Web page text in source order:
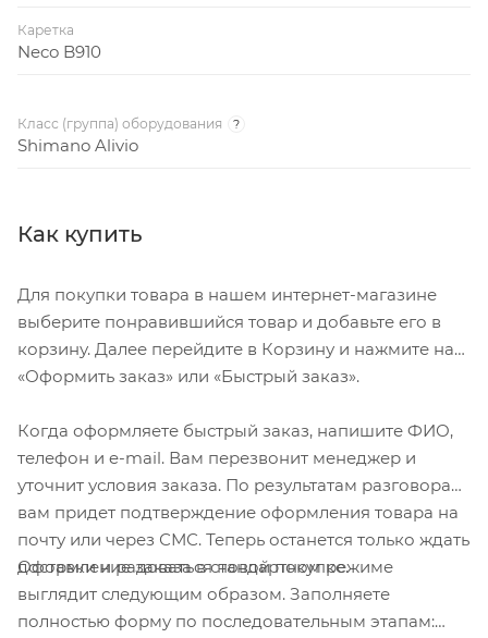
Каретка
Neco B910
Класс (группа) оборудования ?
Shimano Alivio
Как купить
Для покупки товара в нашем интернет-магазине
выберите понравившийся товар и добавьте его в
корзину. Далее перейдите в Корзину и нажмите на
«Оформить заказ» или «Быстрый заказ».
Когда оформляете быстрый заказ, напишите ФИО,
телефон и e-mail. Вам перезвонит менеджер и
уточнит условия заказа. По результатам разговора
вам придет подтверждение оформления товара на
почту или через СМС. Теперь останется только ждать
доставки и радоваться новой покупке.
Оформление заказа в стандартном режиме
выглядит следующим образом. Заполняете
полностью форму по последовательным этапам: